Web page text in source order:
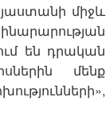
միջև
են դրական
մենք